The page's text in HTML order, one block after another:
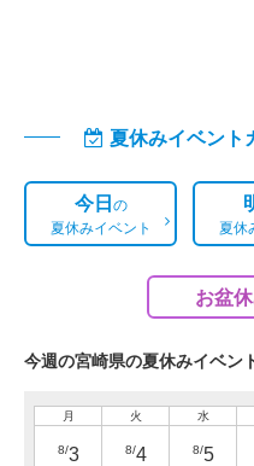
夏休みイベント
今日の
夏休みイベント
夏休
お盆
今週の宮崎県の夏休みイベン
月
8/3
火
8/4
水
8/5